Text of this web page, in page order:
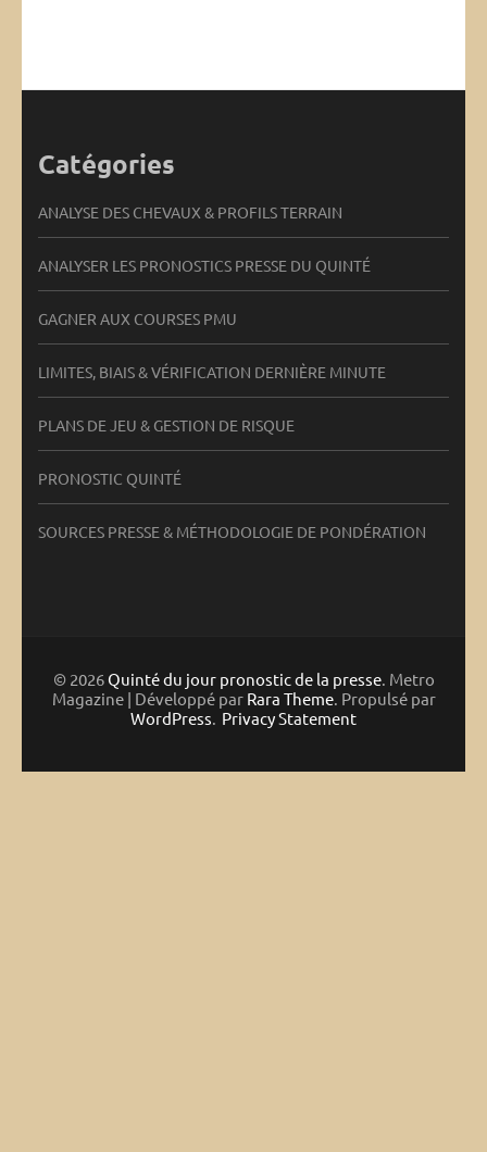
Catégories
ANALYSE DES CHEVAUX & PROFILS TERRAIN
ANALYSER LES PRONOSTICS PRESSE DU QUINTÉ
GAGNER AUX COURSES PMU
LIMITES, BIAIS & VÉRIFICATION DERNIÈRE MINUTE
PLANS DE JEU & GESTION DE RISQUE
PRONOSTIC QUINTÉ
SOURCES PRESSE & MÉTHODOLOGIE DE PONDÉRATION
© 2026Quinté du jour pronostic de la presse. Metro
Magazine | Développé par Rara Theme. Propulsé par
WordPress. Privacy Statement